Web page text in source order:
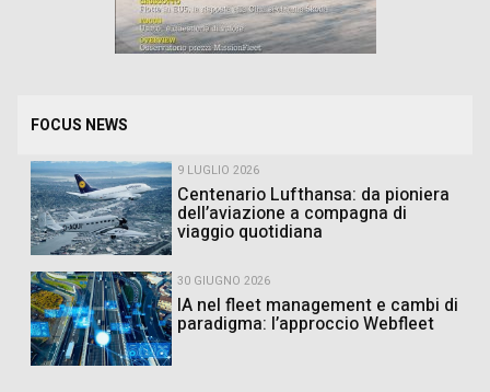
FOCUS NEWS
9 LUGLIO 2026
Centenario Lufthansa: da pioniera
dell’aviazione a compagna di
viaggio quotidiana
30 GIUGNO 2026
IA nel fleet management e cambi di
paradigma: l’approccio Webfleet